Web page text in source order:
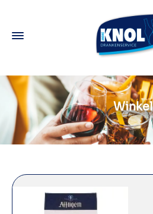
Winkel